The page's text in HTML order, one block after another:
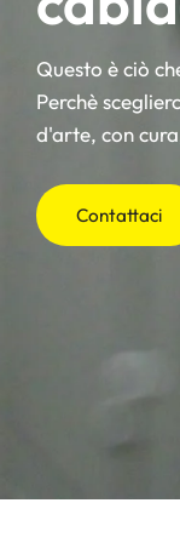
Questo è ciò
Perchè
d'arte, con
Contattaci